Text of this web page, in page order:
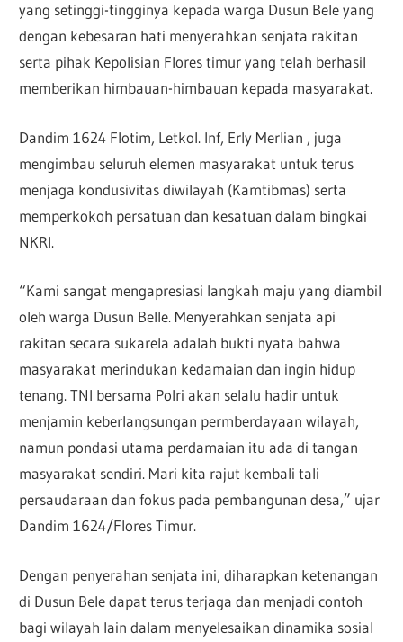
yang setinggi-tingginya kepada warga Dusun Bele yang
dengan kebesaran hati menyerahkan senjata rakitan
serta pihak Kepolisian Flores timur yang telah berhasil
memberikan himbauan-himbauan kepada masyarakat.
Dandim 1624 Flotim, Letkol. Inf, Erly Merlian , juga
mengimbau seluruh elemen masyarakat untuk terus
menjaga kondusivitas diwilayah (Kamtibmas) serta
memperkokoh persatuan dan kesatuan dalam bingkai
NKRI.
“Kami sangat mengapresiasi langkah maju yang diambil
oleh warga Dusun Belle. Menyerahkan senjata api
rakitan secara sukarela adalah bukti nyata bahwa
masyarakat merindukan kedamaian dan ingin hidup
tenang. TNI bersama Polri akan selalu hadir untuk
menjamin keberlangsungan permberdayaan wilayah,
namun pondasi utama perdamaian itu ada di tangan
masyarakat sendiri. Mari kita rajut kembali tali
persaudaraan dan fokus pada pembangunan desa,” ujar
Dandim 1624/Flores Timur.
Dengan penyerahan senjata ini, diharapkan ketenangan
di Dusun Bele dapat terus terjaga dan menjadi contoh
bagi wilayah lain dalam menyelesaikan dinamika sosial